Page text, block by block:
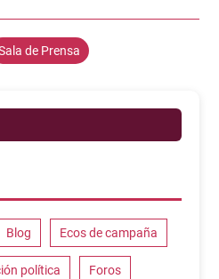
de Prensa
Blog Ecos de campaña
política Foros